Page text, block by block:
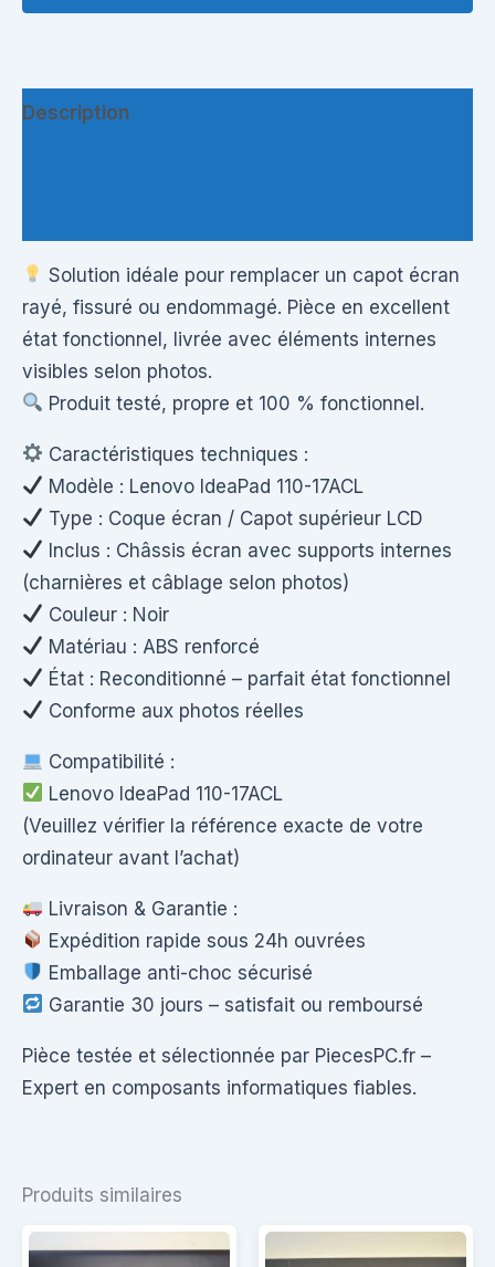
Description
Solution idéale pour remplacer un capot écran
rayé, fissuré ou endommagé. Pièce en excellent
état fonctionnel, livrée avec éléments internes
visibles selon photos.
Produit testé, propre et 100 % fonctionnel.
Caractéristiques techniques :
Modèle : Lenovo IdeaPad 110-17ACL
Type : Coque écran / Capot supérieur LCD
Inclus : Châssis écran avec supports internes
(charnières et câblage selon photos)
Couleur : Noir
Matériau : ABS renforcé
État : Reconditionné – parfait état fonctionnel
Conforme aux photos réelles
Compatibilité :
Lenovo IdeaPad 110-17ACL
(Veuillez vérifier la référence exacte de votre
ordinateur avant l’achat)
Livraison & Garantie :
Expédition rapide sous 24h ouvrées
Emballage anti-choc sécurisé
Garantie 30 jours – satisfait ou remboursé
Pièce testée et sélectionnée par PiecesPC.fr –
Expert en composants informatiques fiables.
Produits similaires